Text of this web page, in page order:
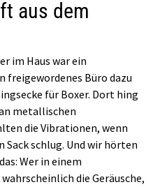
aus dem
im Haus war ein
freigewordenes Büro dazu
für Boxer. Dort hing
metallischen
die Vibrationen, wenn
Sack schlug. Und wir hörten
Wer in einem
die Geräusche,